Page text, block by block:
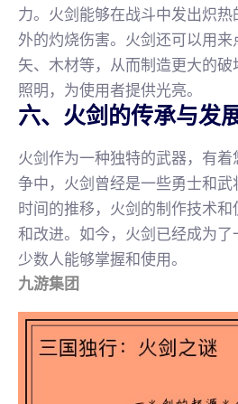
力。火剑能够在战斗中发出炽
外的灼烧伤害。火剑还可以用
矢、木材等，从而制造更大的
照明，为使用者提供光亮。
六、火剑的传承与发
火剑作为一种独特的武器，有
争中，火剑曾经是一些勇士和
时间的推移，火剑的制作技术
和改进。如今，火剑已经成为
少数人能够掌握和使用。
九游集团